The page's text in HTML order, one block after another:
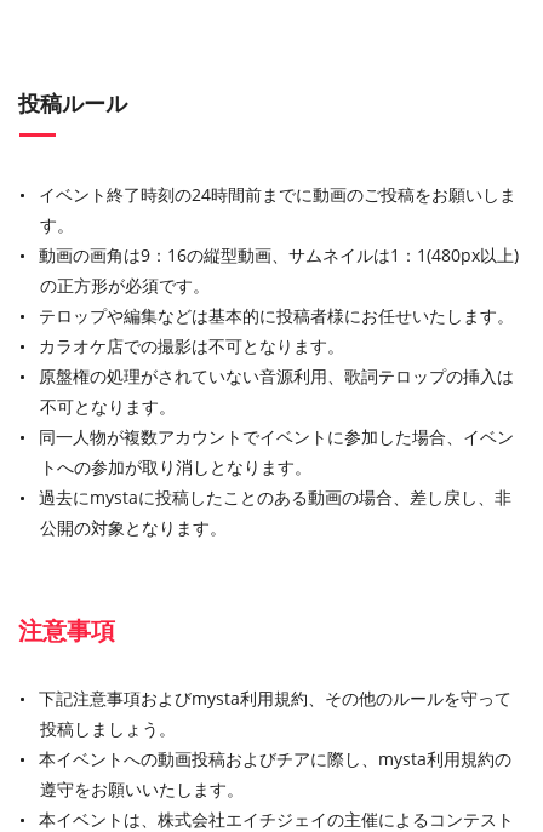
投稿ルール
イベント終了時刻の24時間前までに動画のご投稿をお願いしま
す。
動画の画角は9：16の縦型動画、サムネイルは1：1(480px以上)
の正方形が必須です。
テロップや編集などは基本的に投稿者様にお任せいたします。
カラオケ店での撮影は不可となります。
原盤権の処理がされていない音源利用、歌詞テロップの挿入は
不可となります。
同一人物が複数アカウントでイベントに参加した場合、イベン
トへの参加が取り消しとなります。
過去にmystaに投稿したことのある動画の場合、差し戻し、非
公開の対象となります。
注意事項
下記注意事項およびmysta利用規約、その他のルールを守って
投稿しましょう。
本イベントへの動画投稿およびチアに際し、mysta利用規約の
遵守をお願いいたします。
本イベントは、株式会社エイチジェイの主催によるコンテスト